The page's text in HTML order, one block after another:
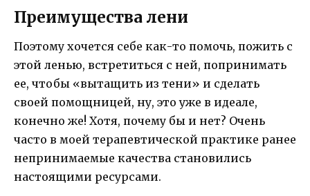
Преимущества лени
Поэтому хочется себе как-то помочь, пожить с
этой ленью, встретиться с ней, попринимать
ее, чтобы «вытащить из тени» и сделать
своей помощницей, ну, это уже в идеале,
конечно же! Хотя, почему бы и нет? Очень
часто в моей терапевтической практике ранее
непринимаемые качества становились
настоящими ресурсами.